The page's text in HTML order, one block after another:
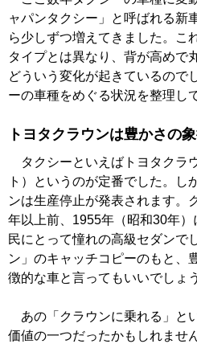
ャパンタクシー」と呼ばれる新
ら少しずつ増えてきました。こ
タイプとは異なり、背が高めで
どういう変化が起きているので
ーの車種をめぐる状況を整理し
トヨタクラウンは豊かさの
タクシーといえばトヨタクラ
ト）というのが定番でした。し
ンは生産停止が発表されます。
年以上前、1955年（昭和30年
民にとって憧れの高級セダンで
ン」のキャッチコピーのもと、
徴的な車と言ってもいいでしょう
あの「クラウンに乗れる」と
価値の一つだったかもしれませ